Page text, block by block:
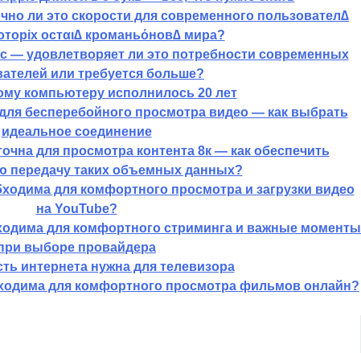
ли это скорости для современного пользовател∆
остαι∆ кроманьόнов∆ мира?
— удовлетворяет ли это потребности современных
или требуется больше?
компьютеру исполнилось 20 лет
бесперебойного просмотра видео — как выбрать
идеальное соединение
для просмотра контента 8к — как обеспечить
передачу таких объемных данных?
для комфортного просмотра и загрузки видео
на YouTube?
для комфортного стриминга и важные моменты
выборе провайдера
интернета нужна для телевизора
для комфортного просмотра фильмов онлайн?